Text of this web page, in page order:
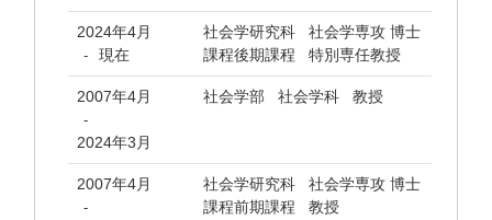
2024年4月
- 現在
社会学研究科 社会学専攻 博士
課程後期課程 特別専任教授
2007年4月
-
2024年3月
社会学部 社会学科 教授
2007年4月
-
社会学研究科 社会学専攻 博士
課程前期課程 教授